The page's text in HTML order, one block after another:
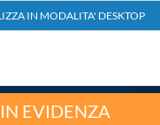
IN EVIDENZA